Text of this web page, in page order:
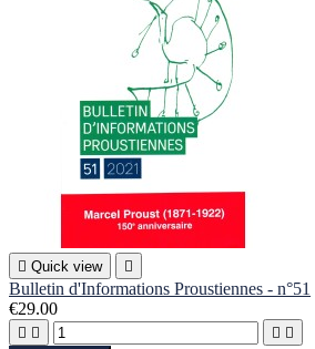
 Quick view 
Bulletin d'Informations Proustiennes - n°51
€29.00
   